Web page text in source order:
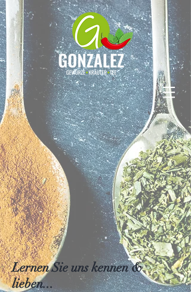
Lernen Sie uns kennen &
lieben...